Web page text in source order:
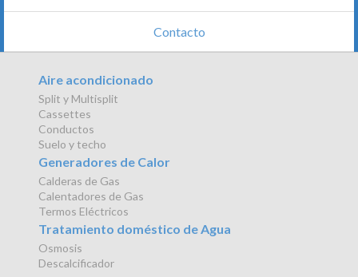
Contacto
Aire acondicionado
Split y Multisplit
Cassettes
Conductos
Suelo y techo
Generadores de Calor
Calderas de Gas
Calentadores de Gas
Termos Eléctricos
Tratamiento doméstico de Agua
Osmosis
Descalcificador